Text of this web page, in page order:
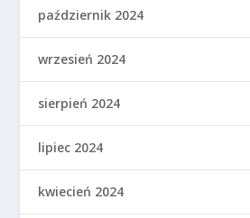
październik 2024
wrzesień 2024
sierpień 2024
lipiec 2024
kwiecień 2024